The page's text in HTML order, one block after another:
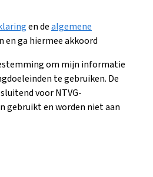
en dealgemene
en ga hiermee akkoord
om mijn informatie
te gebruiken. De
voor NTVG-
gebruikt en worden niet aan